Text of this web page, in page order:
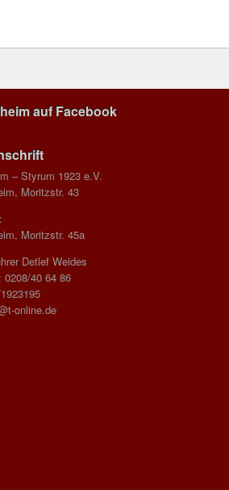
auf Facebook
– Styrum 1923 e.V.
Moritzstr. 43
Moritzstr. 45a
Detlef Weides
0208/40 64 86
online.de